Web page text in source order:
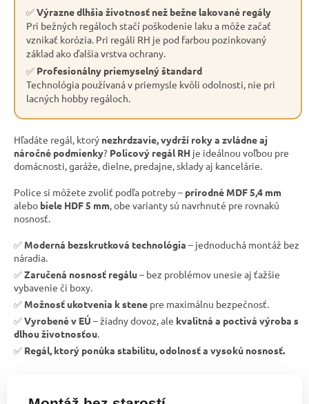
✅Výrazne dlhšia životnosť než bežne lakované regály
Pri bežných regáloch stačí poškodenie laku a môže začať
vznikať korózia. Pri regáli RH je pod farbou pozinkovaný
základ ako ďalšia vrstva ochrany.
✅ Profesionálny priemyselný štandard
Technológia používaná v priemysle kvôli odolnosti, nie pri
lacných hobby regáloch.
Hľadáte regál, ktorý nezhrdzavie, vydrží roky a zvládne aj
náročné podmienky? Policový regál RH je ideálnou voľbou pre
domácnosti, garáže, dielne, predajne, sklady aj kancelárie.
Police si môžete zvoliť podľa potreby – prírodné MDF 5,4 mm
alebo biele HDF 5 mm , obe varianty sú navrhnuté pre rovnakú
nosnosť.
✅ Moderná bezskrutková technológia – jednoduchá montáž bez
náradia.
✅Zaručená nosnosť regálu– bez problémov unesie aj ťažšie
vybavenie či boxy.
✅ Možnosť ukotvenia k stene pre maximálnu bezpečnosť.
✅Vyrobené v EÚ – žiadny dovoz, ale kvalitná a poctivá výroba s
dlhou životnosťou
✅ Regál, ktorý ponúka stabilitu, odolnosť a vysokú nosnosť.